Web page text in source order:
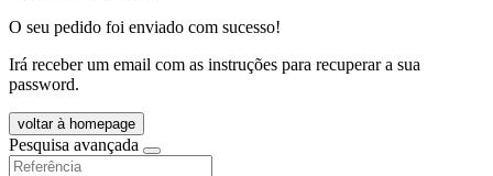
O seu pedido foi enviado com sucesso!
Irá receber um email com as instruções para recuperar a sua
password.
voltar à homepage
Pesquisa avançada